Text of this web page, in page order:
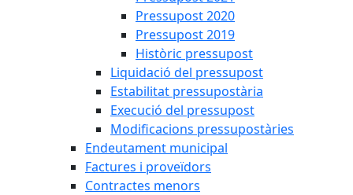
Pressupost 2020
Pressupost 2019
Històric pressupost
Liquidació del pressupost
Estabilitat pressupostària
Execució del pressupost
Modificacions pressupostàries
Endeutament municipal
Factures i proveïdors
Contractes menors